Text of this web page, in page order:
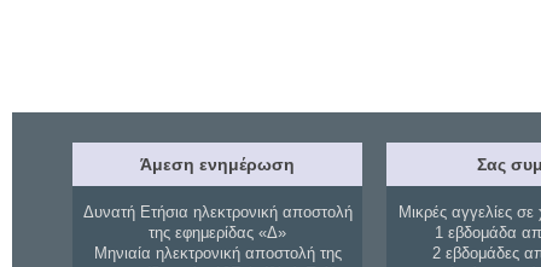
Άμεση ενημέρωση
Δυνατή Ετήσια ηλεκτρονική αποστολή
της εφημερίδας «Δ»
Μηνιαία ηλεκτρονική αποστολή της
Σας
Μικρές αγγελίες σε
1 εβδομάδα
2 εβδομάδες